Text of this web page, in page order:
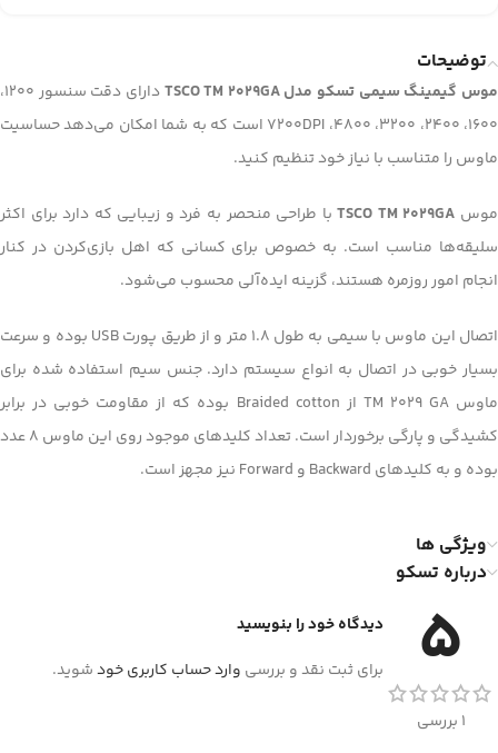
توضیحات
موس گیمینگ سیمی تسکو مدل TSCO TM 2029GA
دارای دقت سنسور 1200،
1600، 2400، 3200، 4800، 7200DPI است که به شما امکان می‌دهد حساسیت
ماوس را متناسب با نیاز خود تنظیم کنید.
موس TSCO TM 2029GAبا طراحی منحصر به فرد و زیبایی که دارد برای اکثر
سلیقه‌ها مناسب است. به خصوص برای کسانی که اهل بازی‌کردن در کنار
انجام امور روزمره هستند، گزینه ایده‌آلی محسوب می‌شود.
اتصال این ماوس با سیمی به طول 1.8 متر و از طریق پورت USB بوده و سرعت
بسیار خوبی در اتصال به انواع سیستم دارد. جنس سیم استفاده شده برای
ماوس TM 2029 GA از Braided cotton بوده که از مقاومت خوبی در برابر
کشیدگی و پارگی برخوردار است. تعداد کلیدهای موجود روی این ماوس 8 عدد
بوده و به کلیدهای Backward و Forward نیز مجهز است.
ویژگی ها
درباره تسکو
5
1 بررسی
دیدگاه خود را بنویسید
برای ثبت نقد و بررسی وارد حساب کاربری خودشوید.